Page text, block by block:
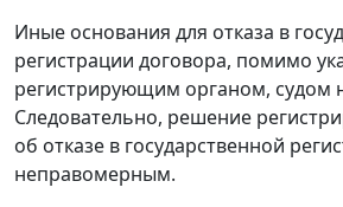
Иные основания для отказа в
регистрации договора, помимо
регистрирующим органом, судом
Следовательно, решение
об отказе в государственной
неправомерным.